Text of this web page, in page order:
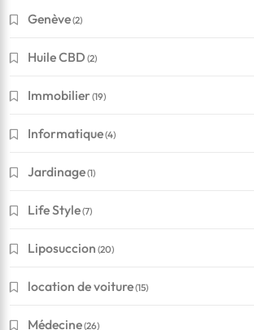
Genève(2)
Huile CBD (2)
Immobilier(19)
Informatique(4)
Jardinage(1)
Life Style(7)
Liposuccion (20)
location de voiture(15)
Médecine(26)